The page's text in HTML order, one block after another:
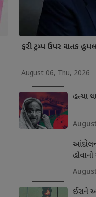
ફરી ટ્રમ્પ ઉપર ઘાતક
August 06, Thu, 2026
હત્યા
ઈરાને